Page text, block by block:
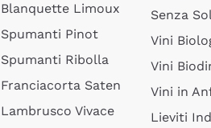
Blanquette Limoux
Spumanti Pinot
Spumanti Ribolla
Franciacorta Saten
Lambrusco Vivace
Senza
Vini
Vini
Vini in
Lieviti